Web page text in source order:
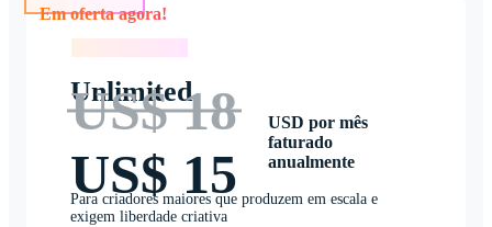
Unlimited
US$ 18
US$ 15
USD por mês
faturado
anualmente
Para criadores maiores que produzem em escala e
exigem liberdade criativa